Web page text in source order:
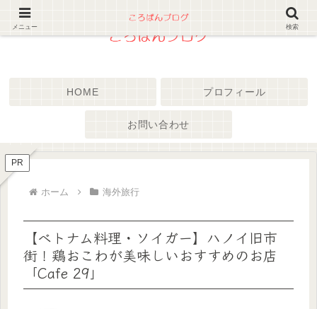
HOME プロフィール
お問い合わせ
PR
ホーム 海外旅行
【ベトナム料理・ソイガー】ハノイ旧市
街！鶏おこわが美味しいおすすめのお店
「Cafe 29」
メニュー 検索